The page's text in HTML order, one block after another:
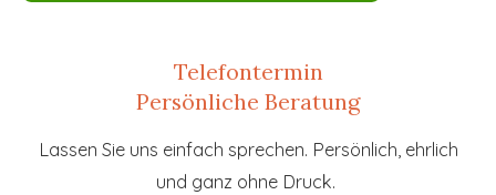
Telefontermin
Persönliche Beratung
Lassen Sie uns einfach sprechen. Persönlich, ehrlich
und ganz ohne Druck.